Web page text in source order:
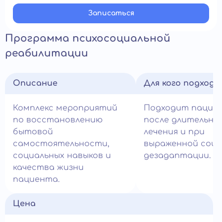
Записатьcя
Программа психосоциальной
реабилитации
Описание
Комплекс мероприятий
по восстановлению
бытовой
самостоятельности,
социальных навыков и
качества жизни
пациента.
Для кого
Подходит
после
лечения и при
выраженной
дезадаптации.
Цена